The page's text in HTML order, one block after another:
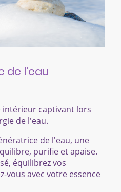
de l'eau
intérieur captivant lors
de l'eau.
de l'eau, une
purifie et apaise.
équilibrez vos
vous avec votre essence